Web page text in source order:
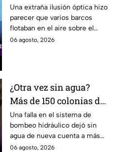
que sorprendió a
usuarios en redes
sociales
Una extraña ilusión óptica hizo
parecer que varios barcos
flotaban en el aire sobre el
mar, pero el fenómeno fue
06 agosto, 2026
¿Otra vez sin agua?
Más de 150 colonias de
Tijuana enfrentan
cortes por falla de
CESPT
Una falla en el sistema de
bombeo hidráulico dejó sin
agua de nueva cuenta a más
de 150 colonias de Tijuana,
06 agosto, 2026